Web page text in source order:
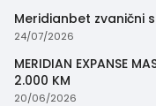
Meridianbet zvanični
24/07/2026
MERIDIAN EXPANSE
2.000 KM
20/06/2026